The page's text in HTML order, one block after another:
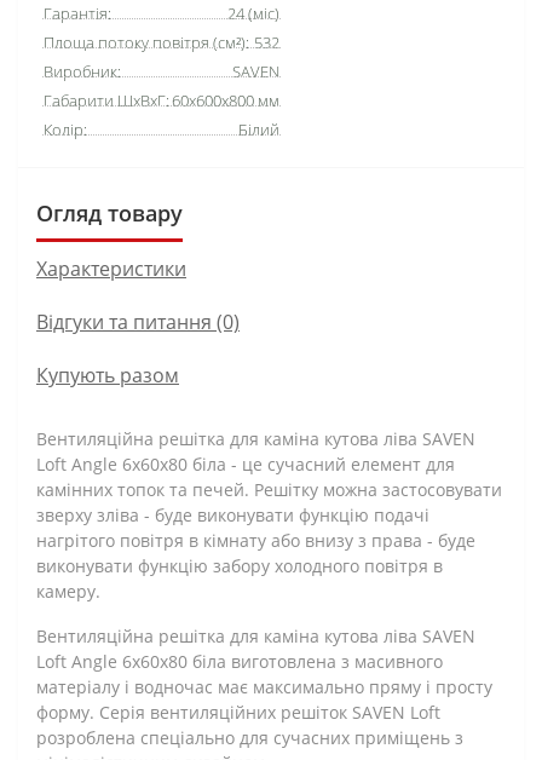
Гарантія:
24 (міс)
Площа потоку повітря (см²): 532
Виробник:
SAVEN
Габарити ШхВхГ:60х600х800 мм
Колір:
Білий
Огляд товару
Характеристики
Відгуки та питання (0)
Купують разом
Вентиляційна решітка для каміна кутова ліва SAVEN
Loft Angle 6х60х80 біла - це сучасний елемент для
камінних топок та печей. Решітку можна застосовувати
зверху зліва - буде виконувати функцію подачі
нагрітого повітря в кімнату або внизу з права - буде
виконувати функцію забору холодного повітря в
камеру.
Вентиляційна решітка для каміна кутова ліва SAVEN
Loft Angle 6х60х80 біла виготовлена з масивного
матеріалу і водночас має максимально пряму і просту
форму. Серія вентиляційних решіток SAVEN Loft
розроблена спеціально для сучасних приміщень з